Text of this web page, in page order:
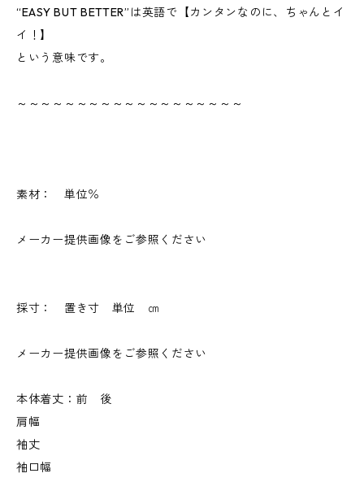
“EASY BUT BETTER”は英語で【カンタンなのに、ちゃんとイ
イ！】
という意味です。
～～～～～～～～～～～～～～～～～～～
素材： 単位％
メーカー提供画像をご参照ください
採寸： 置き寸 単位 ㎝
メーカー提供画像をご参照ください
本体着丈：前 後
肩幅
袖丈
袖口幅